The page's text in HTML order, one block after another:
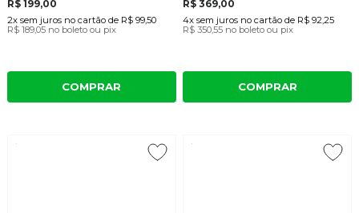
R$ 199,00
2x sem juros no cartãode R$ 99,50
R$ 189,05 no boleto ou pix
COMPRAR
R$ 369,00
4x sem juros no cartão de R$ 92,25
R$ 350,55 no boleto ou pix
COMPRAR